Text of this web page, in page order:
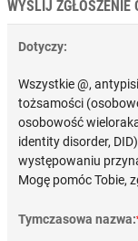
WYŚLIJ ZGŁOSZENIE
Dotyczy:
Wszystkie @,
tożsamości
osobowość
identity disorder,
występowaniu
Mogę pomóc Tobie,
Tymczasowa nazwa: